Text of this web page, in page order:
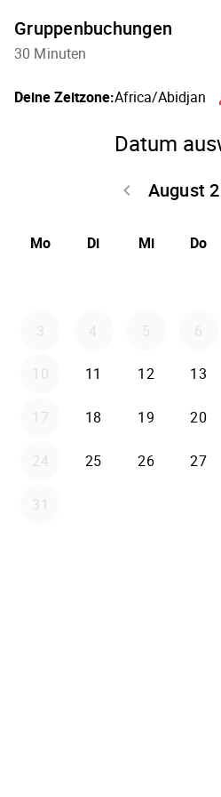
Gruppenbuchungen
30 Minuten
Deine Zeitzone:Africa/Abidjan
Datum
August
keyboard_arrow_left
Mo Di Mi Do
3 4 5 6
10 11 12 13
17 18 19 20
24 25 26 27
31